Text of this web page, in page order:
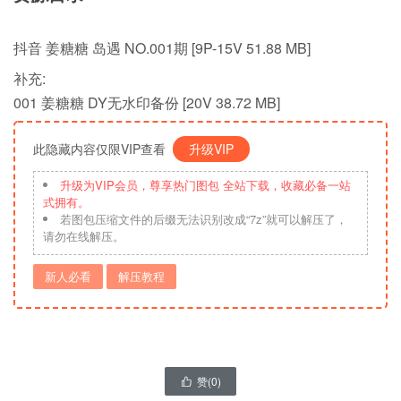
抖音 姜糖糖 岛遇 NO.001期 [9P-15V 51.88 MB]
补充:
001 姜糖糖 DY无水印备份 [20V 38.72 MB]
此隐藏内容仅限VIP查看 升级VIP
升级为VIP会员，尊享热门图包 全站下载，收藏必备一站
式拥有。
若图包压缩文件的后缀无法识别改成“7z”就可以解压了，
请勿在线解压。
新人必看 解压教程
 赞(0)